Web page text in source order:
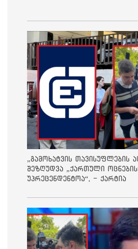
„გამოხატვის თავისუფლების
შეზღუდვა „ქართული
უპრეცენდენტოა“, - ქარტია